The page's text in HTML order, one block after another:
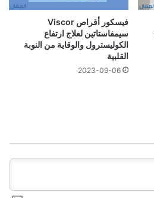
فيسكور أقراص Viscor
سيمفاستاتين لعلاج ارتفاع
الكوليسترول والوقاية من النوبة
القلبية
2023-09-06